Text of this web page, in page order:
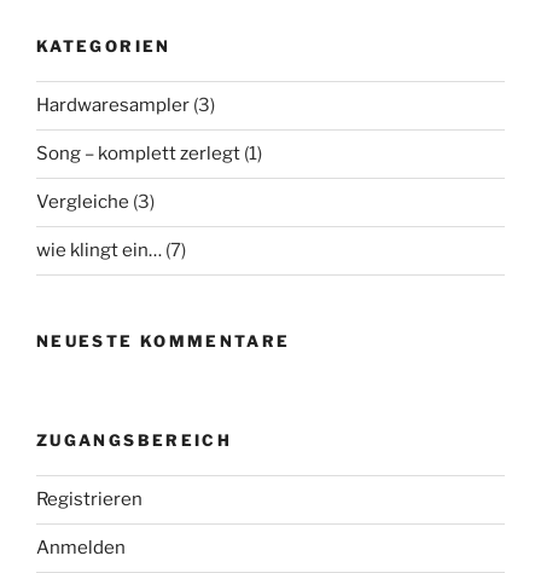
KATEGORIEN
Hardwaresampler (3)
Song – komplett zerlegt (1)
Vergleiche (3)
wie klingt ein… (7)
NEUESTE KOMMENTARE
ZUGANGSBEREICH
Registrieren
Anmelden